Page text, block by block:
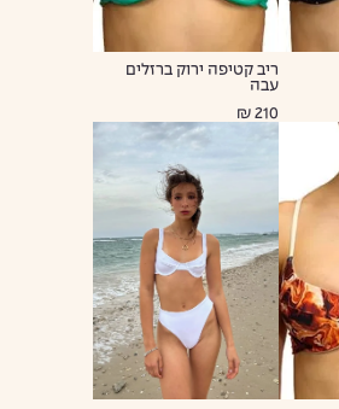
ריב קטיפה ירוק ברזלים
עבה
210 ₪